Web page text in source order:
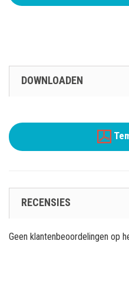
DOWNLOADEN
RECENSIES
Geen klantenbeoordelingen op